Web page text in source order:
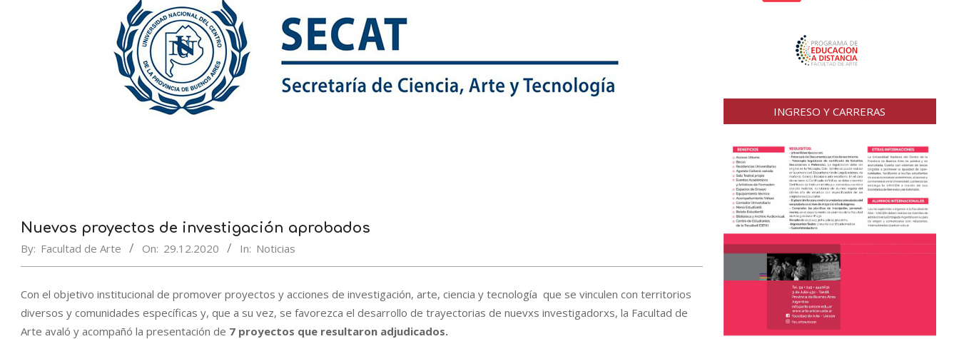
Nuevos proyectos de investigación aprobados
By: Facultad de Arte On: 29.12.2020 In: Noticias
Con el objetivo institucional de promover proyectos y acciones de investigación, arte, ciencia y tecnología que se vinculen con territorios
diversos y comunidades específicas y, que a su vez, se favorezca el desarrollo de trayectorias de nuevxs investigadorxs, la Facultad de
Arte avaló y acompañó la presentación de 7 proyectos que resultaron adjudicados.
INGRESO Y CARRERAS